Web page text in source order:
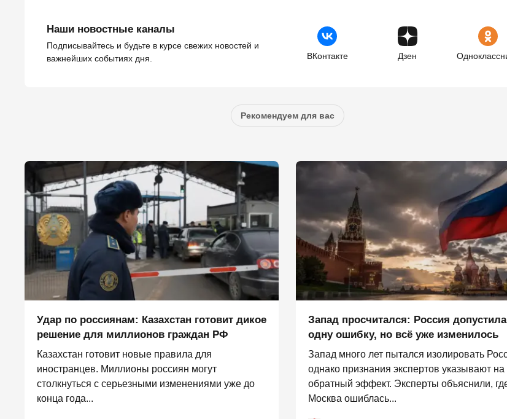
Наши новостные каналы
Подписывайтесь и будьте в курсе свежих новостей и
важнейших событиях дня.
ВКонтакте Дзен
Рекомендуем для вас
Удар по россиянам: Казахстан готовит дикое
решение для миллионов граждан РФ
Казахстан готовит новые правила для
иностранцев. Миллионы россиян могут
столкнуться с серьезными изменениями уже до
конца года...
Запад просчитался: Россия
одну ошибку, но всё уже изменилось
Запад много лет пытался изолировать
однако признания экспертов указывают на
обратный эффект. Эксперты объяснили,
Москва ошиблась...